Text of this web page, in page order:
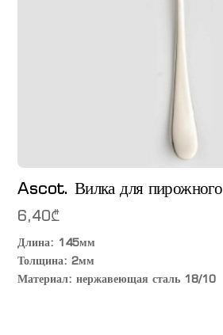
Ascot. Вилка для пирожного
6,40₾
Длина: 145мм
Толщина: 2мм
Материал: нержавеющая сталь 18/10